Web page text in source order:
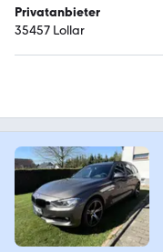
Privatanbieter
35457 Lollar